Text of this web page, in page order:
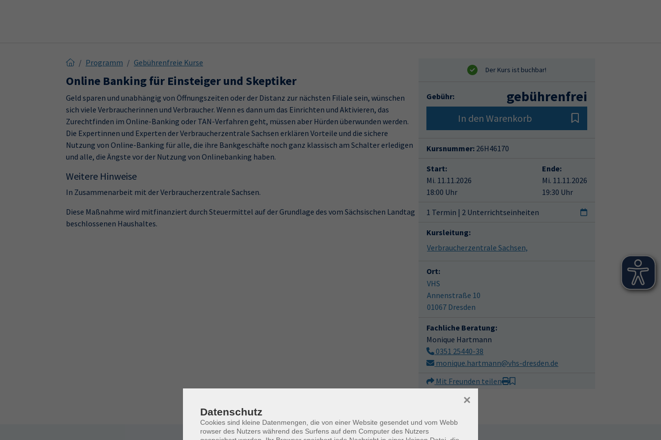
Programm Gebührenfreie Kurse
Online Banking für Einsteiger und Skeptiker
Geld sparen und unabhängig von Öffnungszeiten oder der Distanz zur nächsten Filiale sein, wünschen
sich viele Verbraucherinnen und Verbraucher. Wenn es dann um das Einrichten und Aktivieren, das
Zurechtfinden im Online-Banking oder TAN-Verfahren geht, müssen aber Hürden überwunden werden.
Die Expertinnen und Experten der Verbraucherzentrale Sachsen erklären Vorteile und die sichere
Nutzung von Online-Banking für alle, die ihre Bankgeschäfte noch ganz klassisch am Schalter erledigen
und alle, die Ängste vor der Nutzung von Onlinebanking haben.
Weitere Hinweise
In Zusammenarbeit mit der Verbraucherzentrale Sachsen.
Diese Maßnahme wird mitfinanziert durch Steuermittel auf der Grundlage des vom Sächsischen Landtag
beschlossenen Haushaltes.
Gebühr: gebührenfrei
In den Warenkorb
Kursnummer: 26H46170
Start:
Mi. 11.11.2026
18:00 Uhr
Ende:
Mi. 11.11.2026
19:30 Uhr
1 Termin | 2 Unterrichtseinheiten
Kursleitung:
Verbraucherzentrale Sachsen,
Ort:
VHS
Annenstraße 10
01067 Dresden
Fachliche Beratung:
Monique Hartmann
0351 25440-38
monique.hartmann@vhs-dresden.de
Mit Freunden teilen
Datenschutz
Cookies sind kleine Datenmengen, die von einer Website gesendet und vom Webb
rowser des Nutzers während des Surfens auf dem Computer des Nutzers
×